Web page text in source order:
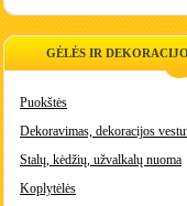
GĖLĖS IR
Puokštės
Dekoravimas, dekoracijos
Stalų, kėdžių, užvalkalų nuoma
Koplytėlės